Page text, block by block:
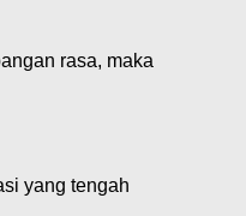
rasa, maka
yang tengah